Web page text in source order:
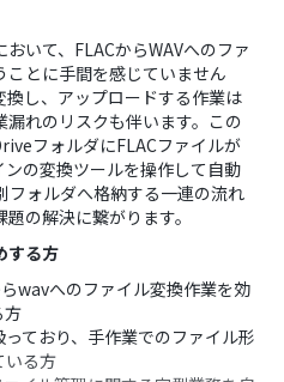
いて、FLACからWAVへのファ
とに手間を感じていません
し、アップロードする作業は
れのリスクも伴います。この
フォルダにFLACファイルが
の変換ツールを操作して自動
フォルダへ格納する一連の流れ
の解決に繋がります。
する方
wavへのファイル変換作業を効
方
ており、手作業でのファイル形
いる方